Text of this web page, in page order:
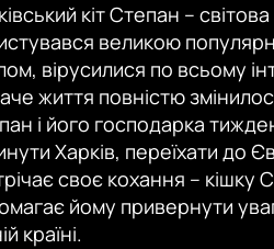
кіт Степан –
великою
вірусилися по всьому
життя повністю
і його господарка
Харків, переїхати до
своє кохання –
йому привернути
країні.